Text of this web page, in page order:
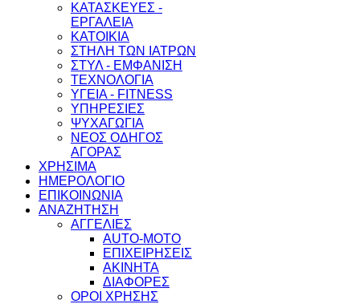
ΚΑΤΑΣΚΕΥΕΣ -
ΕΡΓΑΛΕΙΑ
ΚΑΤΟΙΚΙΑ
ΣΤΗΛΗ ΤΩΝ ΙΑΤΡΩΝ
ΣΤΥΛ - ΕΜΦΑΝΙΣΗ
ΤΕΧΝΟΛΟΓΙΑ
ΥΓΕΙΑ - FITNESS
ΥΠΗΡΕΣΙΕΣ
ΨΥΧΑΓΩΓΙΑ
ΝΕΟΣ ΟΔΗΓΟΣ
ΑΓΟΡΑΣ
ΧΡΗΣΙΜΑ
ΗΜΕΡΟΛΟΓΙΟ
ΕΠΙΚΟΙΝΩΝΙΑ
ΑΝΑΖΗΤΗΣΗ
ΑΓΓΕΛΙΕΣ
AUTO-MOTO
ΕΠΙΧΕΙΡΗΣΕΙΣ
ΑΚΙΝΗΤΑ
ΔΙΑΦΟΡΕΣ
ΟΡΟΙ ΧΡΗΣΗΣ